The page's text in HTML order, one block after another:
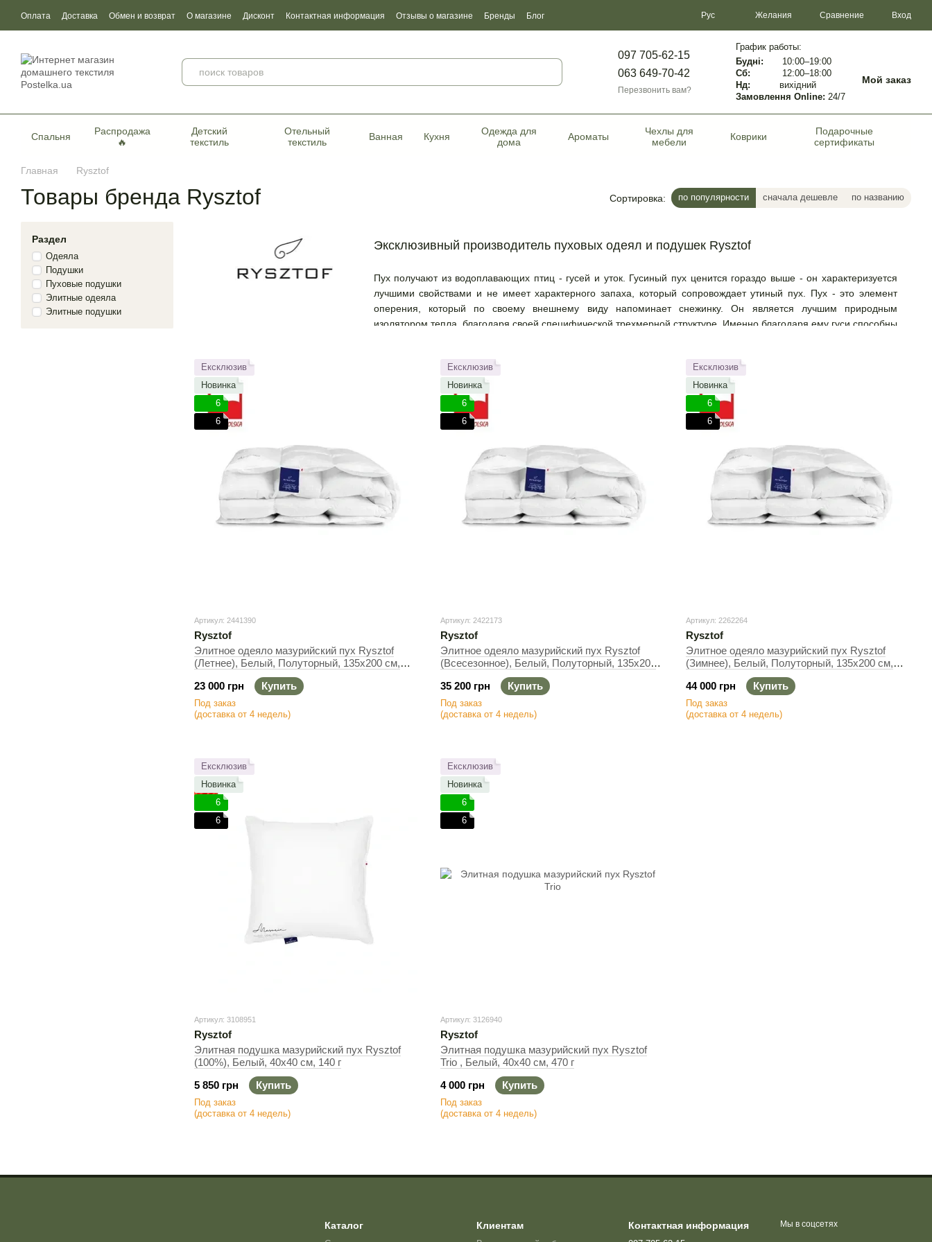
Оплата Доставка Обмен и возврат О магазине Дисконт Контактная информация Отзывы о магазине Бренды
Блог
Пользовательское соглашение
Договор публичной оферты Сертификаты качества
Рус Желания Сравнение Вход
097 705-62-15
063 649-70-42
Перезвонить вам?
График работы:
Будні:
10:00–19:00
Сб:
12:00–18:00
Нд:
вихідний
Замовлення Online: 24/7
Мой заказ
Спальня
Распродажа
🔥
Детский
текстиль
Отельный
текстиль
Ванная Кухня
Одежда для
дома
Ароматы
Чехлы для
мебели
Коврики
Подарочные
сертификаты
Главная Rysztof
Товары бренда Rysztof Сортировка: по популярности сначала дешевле по названию
Эксклюзивный производитель пуховых одеял и подушек Rysztof
Пух получают из водоплавающих птиц - гусей и уток. Гусиный пух ценится гораздо выше - он характеризуется
лучшими свойствами и не имеет характерного запаха, который сопровождает утиный пух. Пух - это элемент
оперения, который по своему внешнему виду напоминает снежинку. Он является лучшим природным
изолятором тепла, благодаря своей специфической трехмерной структуре. Именно благодаря ему гуси способны
изготовить материал с подобными свойствами.
Не все знают, что пух и перья являются одними из главных экспортных хитов Польши. Благодаря давним
традициям, идеальным климатическим условиям, правильному кормлению гусей - польский пух не имеет себе
равных по качеству. Давние традиции гусеводства в Польше способствовали тому, что польский пух стал
признанным на международном уровне сырьем. Польские гуси, а особенно белый колудский гусь,
характеризуются пухом с отличной структурой, цветом и, по оценке японских специалистов, самой высокой
упругостью в мире.
Что такое упругость? Это показатель того, сколько кубических дюймов занимает одна унция (27 г) пуха. Чем
конечно, должным образом дезинфицируют и стирают, но он не имеет такой же упругости, как новый пух, что
значительно сокращает срок службы такого изделия.
Ексклюзив
Новинка
6
6
Артикул: 2441390
Rysztof
Элитное одеяло мазурийский пух Rysztof
(Летнее), Белый, Полуторный, 135х200 см,
23 000 грн
Купить
Под заказ
(доставка от 4 недель)
Ексклюзив
Новинка
6
6
Артикул: 2422173
Rysztof
Элитное одеяло мазурийский пух Rysztof
(Всесезонное), Белый, Полуторный, 135х200
35 200 грн
Купить
Под заказ
(доставка от 4 недель)
Ексклюзив
Новинка
6
6
Артикул: 2262264
Rysztof
Элитное одеяло мазурийский пух Rysztof
(Зимнее), Белый, Полуторный, 135х200 см,
44 000 грн
Купить
Под заказ
(доставка от 4 недель)
Ексклюзив
Новинка
6
6
Артикул: 3108951
Rysztof
Элитная подушка мазурийский пух Rysztof
(100%), Белый, 40х40 см, 140 г
5 850 грн
Купить
Под заказ
(доставка от 4 недель)
Ексклюзив
Новинка
6
6
Артикул: 3126940
Rysztof
Элитная подушка мазурийский пух Rysztof
Trio , Белый, 40х40 см, 470 г
4 000 грн
Купить
Под заказ
(доставка от 4 недель)
Раздел
Одеяла
Подушки
Пуховые подушки
Элитные одеяла
Элитные подушки
Каталог Клиентам Контактная информация Мы в соцсетях